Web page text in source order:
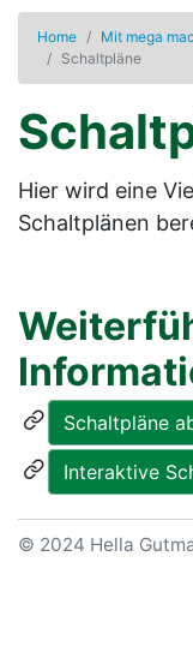
Home Mit mega
Schaltpläne
Hier wird eine
Schaltplänen
Schaltpläne
Interaktive
© 2024 Hella